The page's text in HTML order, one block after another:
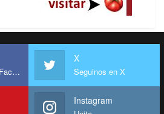
por grupos de edad, sexo,
Klein explica que los
plataformas digitales
en reclamar a los
y que éstos deben
Unite a nuestro Facebook
X
Seguinos en X
Instagram